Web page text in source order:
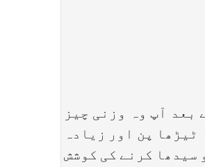
آپ وہ وزنی چیز
پن اور زیادہ
سیدھا کرنے کی کوشش